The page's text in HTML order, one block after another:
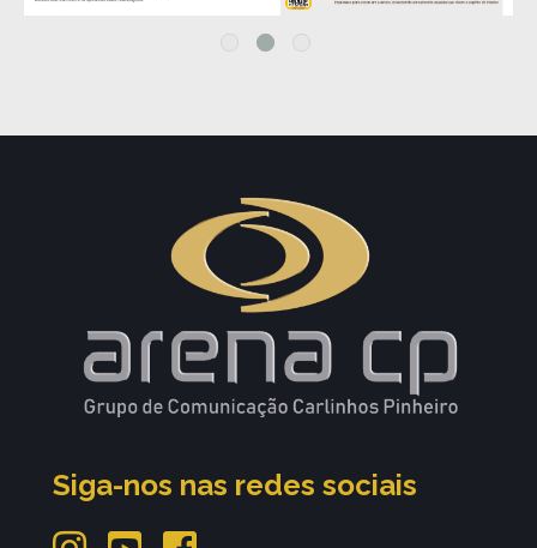
Siga-nos nas redes sociais